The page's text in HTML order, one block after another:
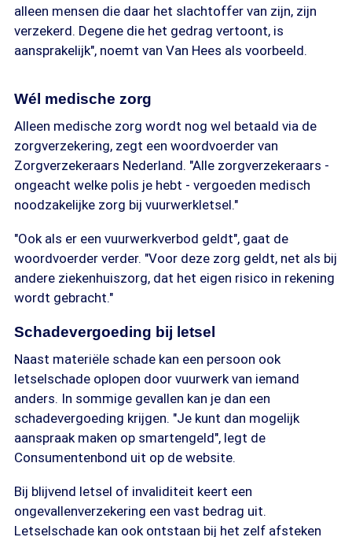
alleen mensen die daar het slachtoffer van zijn, zijn
verzekerd. Degene die het gedrag vertoont, is
aansprakelijk", noemt van Van Hees als voorbeeld.
Wél medische zorg
Alleen medische zorg wordt nog wel betaald via de
zorgverzekering, zegt een woordvoerder van
Zorgverzekeraars Nederland. "Alle zorgverzekeraars -
ongeacht welke polis je hebt - vergoeden medisch
noodzakelijke zorg bij vuurwerkletsel."
"Ook als er een vuurwerkverbod geldt", gaat de
woordvoerder verder. "Voor deze zorg geldt, net als bij
andere ziekenhuiszorg, dat het eigen risico in rekening
wordt gebracht."
Schadevergoeding bij letsel
Naast materiële schade kan een persoon ook
letselschade oplopen door vuurwerk van iemand
anders. In sommige gevallen kan je dan een
schadevergoeding krijgen. "Je kunt dan mogelijk
aanspraak maken op smartengeld", legt de
Consumentenbond uit op de website.
Bij blijvend letsel of invaliditeit keert een
ongevallenverzekering een vast bedrag uit.
Letselschade kan ook ontstaan bij het zelf afsteken